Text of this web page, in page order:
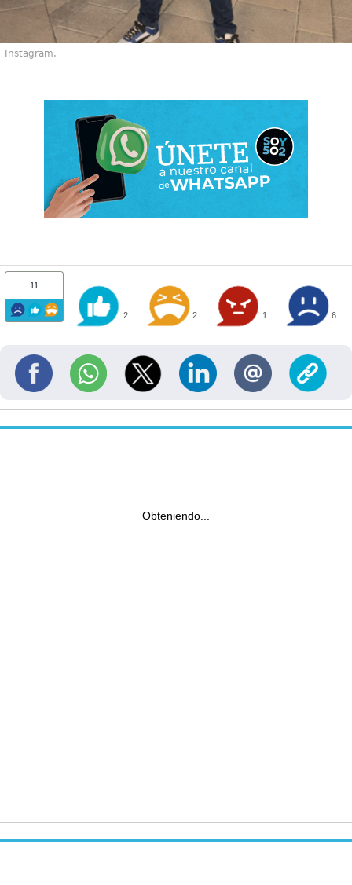
Instagram.
11
2 2 1 6
Obteniendo...